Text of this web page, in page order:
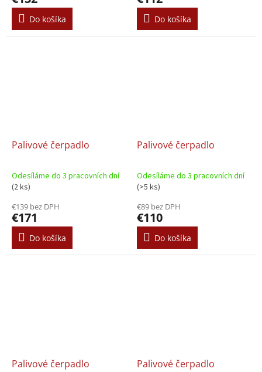
Do košíka Do košíka
Palivové čerpadlo
Odesíláme do 3 pracovních dní
(2 ks)
€139 bez DPH
€171
Do košíka
Palivové čerpadlo
Odesíláme do 3 pracovních dní
(>5 ks)
€89 bez DPH
€110
Do košíka
Palivové čerpadlo Palivové čerpadlo